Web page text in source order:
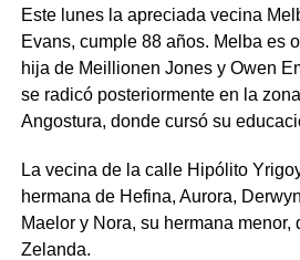
Este lunes la apreciada vecina
Evans, cumple 88 años. Melba es
hija de Meillionen Jones y Owen
se radicó posteriormente en la
Angostura, donde cursó su
La vecina de la calle Hipólito
hermana de Hefina, Aurora,
Maelor y Nora, su hermana
Zelanda.